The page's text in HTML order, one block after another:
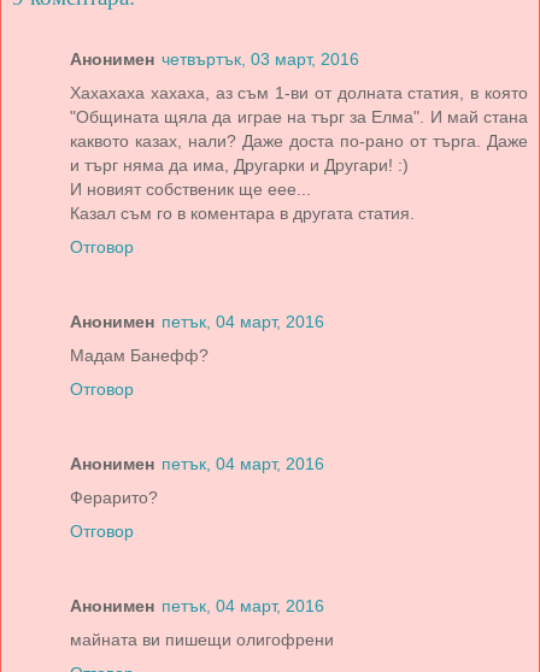
Анонимен четвъртък, 03 март, 2016
Хахахаха хахаха, аз съм 1-ви от долната статия, в която
"Общината щяла да играе на търг за Елма". И май стана
каквото казах, нали? Даже доста по-рано от търга. Даже
и търг няма да има, Другарки и Другари! :)
И новият собственик ще еее...
Казал съм го в коментара в другата статия.
Отговор
Анонимен петък, 04 март, 2016
Мадам Банефф?
Отговор
Анонимен петък, 04 март, 2016
Ферарито?
Отговор
Анонимен петък, 04 март, 2016
майната ви пишещи олигофрени